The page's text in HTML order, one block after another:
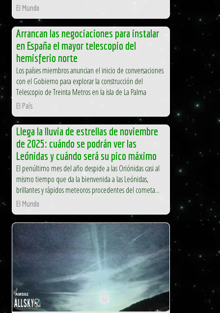
El Mundo
Arrancan las negociaciones para instalar
en España el mayor telescopio del
hemisferio norte
Los países miembros anuncian el inicio de conversaciones
con el Gobierno para explorar la construcción del
Telescopio de Treinta Metros en la isla de La Palma
El País
Llega la lluvia de estrellas de noviembre
de 2025: cuándo se podrán ver las
Leónidas y cuándo será su pico máximo
El penúltimo mes del año despide a las Oriónidas casi al
mismo tiempo que da la bienvenida a las Leónidas,
brillantes y rápidos meteoros procedentes del cometa...
El Mundo